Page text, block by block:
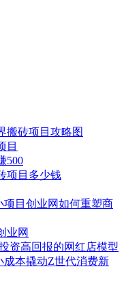
搬砖项目攻略图
目
500
项目多少钱
项目创业网如何重塑商
业网
资高回报的网红店模型
成本撬动Z世代消费新